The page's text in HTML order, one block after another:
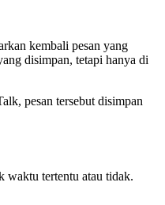
kembali pesan yang
disimpan, tetapi hanya di
pesan tersebut disimpan
waktu tertentu atau tidak.